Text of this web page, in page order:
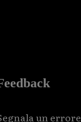
un errore